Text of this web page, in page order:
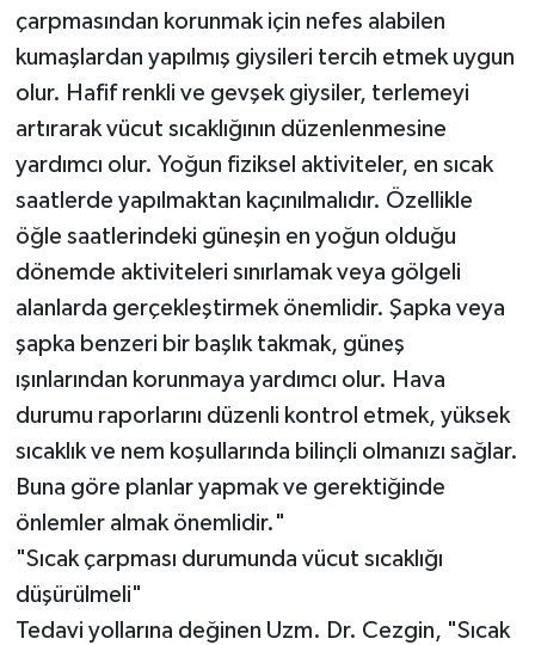
çarpmasından korunmak için nefes alabilen
kumaşlardan yapılmış giysileri tercih etmek uygun
olur. Hafif renkli ve gevşek giysiler, terlemeyi
artırarak vücut sıcaklığının düzenlenmesine
yardımcı olur. Yoğun fiziksel aktiviteler, en sıcak
saatlerde yapılmaktan kaçınılmalıdır. Özellikle
öğle saatlerindeki güneşin en yoğun olduğu
dönemde aktiviteleri sınırlamak veya gölgeli
alanlarda gerçekleştirmek önemlidir. Şapka veya
şapka benzeri bir başlık takmak, güneş
ışınlarından korunmaya yardımcı olur. Hava
durumu raporlarını düzenli kontrol etmek, yüksek
sıcaklık ve nem koşullarında bilinçli olmanızı sağlar.
Buna göre planlar yapmak ve gerektiğinde
önlemler almak önemlidir."
"Sıcak çarpması durumunda vücut sıcaklığı
düşürülmeli"
Tedavi yollarına değinen Uzm. Dr. Cezgin, "Sıcak